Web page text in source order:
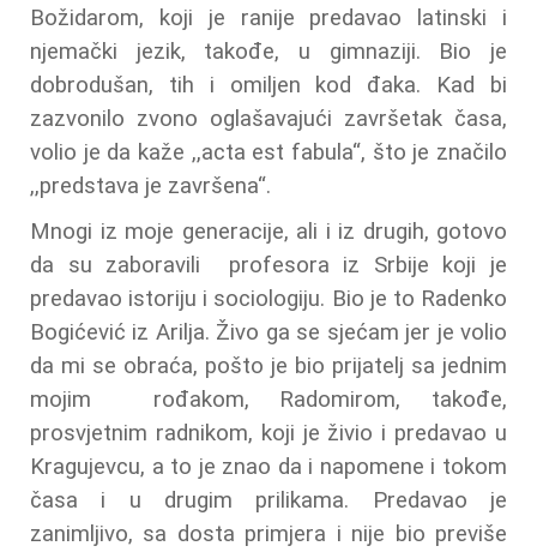
Božidarom, koji je ranije predavao latinski i
njemački jezik, takođe, u gimnaziji. Bio je
dobrodušan, tih i omiljen kod đaka. Kad bi
zazvonilo zvono oglašavajući završetak časa,
volio je da kaže ,,acta est fabula“, što je značilo
,,predstava je završena“.
Mnogi iz moje generacije, ali i iz drugih, gotovo
da su zaboravili profesora iz Srbije koji je
predavao istoriju i sociologiju. Bio je to Radenko
Bogićević iz Arilja. Živo ga se sjećam jer je volio
da mi se obraća, pošto je bio prijatelj sa jednim
mojim rođakom, Radomirom, takođe,
prosvjetnim radnikom, koji je živio i predavao u
Kragujevcu, a to je znao da i napomene i tokom
časa i u drugim prilikama. Predavao je
zanimljivo, sa dosta primjera i nije bio previše